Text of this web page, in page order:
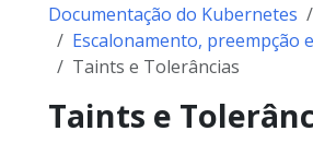
Documentação do Kubernetes
Escalonamento, preempção
Taints e Tolerâncias
Taints e